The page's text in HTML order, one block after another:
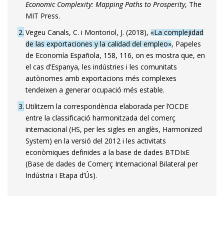
Economic Complexity: Mapping Paths to Prosperity, The
MIT Press.
2 Vegeu Canals, C. i Montoriol, J. (2018), «La complejidad
de las exportaciones y la calidad del empleo», Papeles
de Economía Española, 158, 116, on es mostra que, en
el cas d’Espanya, les indústries i les comunitats
autònomes amb exportacions més complexes
tendeixen a generar ocupació més estable.
3 Utilitzem la correspondència elaborada per l’OCDE
entre la classificació harmonitzada del comerç
internacional (HS, per les sigles en anglès, Harmonized
System) en la versió del 2012 i les activitats
econòmiques definides a la base de dades BTDIxE
(Base de dades de Comerç Interna­cional Bilateral per
Indústria i Etapa d’Ús).